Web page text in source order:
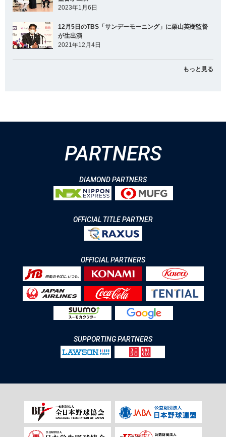
2023年1月6日
12月5日のTBS「サンデーモーニング」に栗山英樹監督
が生出演
2021年12月4日
もっと見る
PARTNERS
DIAMOND PARTNERS
OFFICIAL TITLE PARTNER
OFFICIAL PARTNERS
SUPPORTING PARTNERS